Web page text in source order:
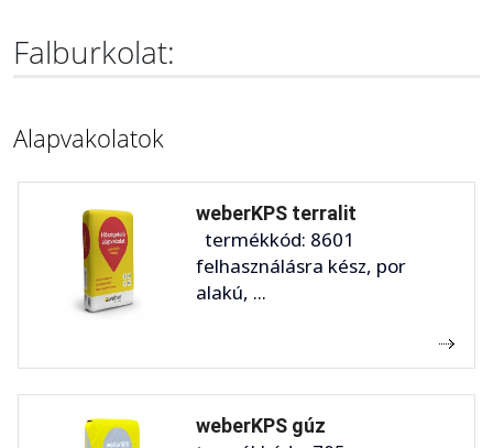
Falburkolat:
Alapvakolatok
weberKPS terralit
termékkód: 8601
felhasználásra kész, por
alakú, ...
weberKPS gúz